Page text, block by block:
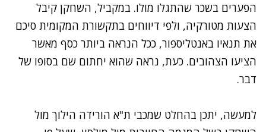
הפערים בשכר שהתגלו מולו. במקביל, השחקן קיבל
הצעות מטורקיה, ולפי דיווחים בתקשורת המקומית סיכם
את תנאיו באנטליספור, ככל הנראה ביותר כסף מאשר
הציעו הצהובים. כעת, נראה שהוא יחתום שם בסופו של
דבר.
למעשה, יתכן בהחלט שמכבי ת"א הורידה הילוך מול